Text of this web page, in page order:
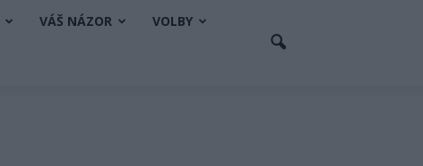
VÁŠ NÁZOR VOLBY